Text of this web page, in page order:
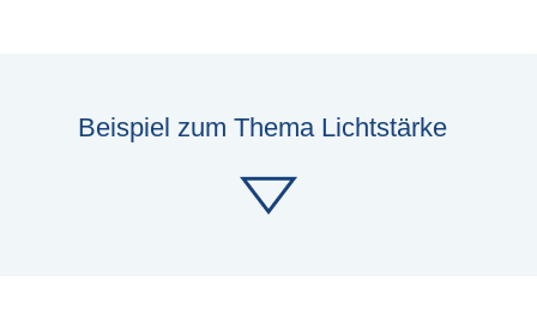
Beispiel zum Thema Lichtstärke